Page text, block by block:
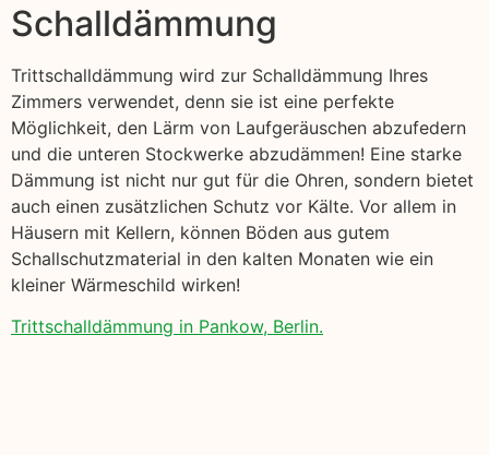
Schalldämmung
Trittschalldämmung wird zur Schalldämmung Ihres
Zimmers verwendet, denn sie ist eine perfekte
Möglichkeit, den Lärm von Laufgeräuschen abzufedern
und die unteren Stockwerke abzudämmen! Eine starke
Dämmung ist nicht nur gut für die Ohren, sondern bietet
auch einen zusätzlichen Schutz vor Kälte. Vor allem in
Häusern mit Kellern, können Böden aus gutem
Schallschutzmaterial in den kalten Monaten wie ein
kleiner Wärmeschild wirken!
Trittschalldämmung in Pankow, Berlin.